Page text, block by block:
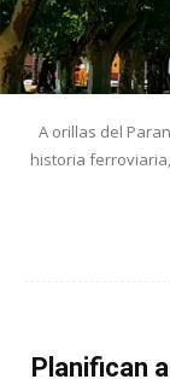
A orillas del
historia
Planifican